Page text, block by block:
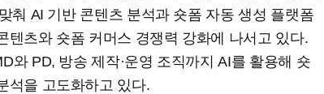
춰 AI 기반 콘텐츠 분석과 숏폼 자동 생성 플랫폼
텐츠와 숏폼 커머스 경쟁력 강화에 나서고 있다.
와 PD, 방송 제작·운영 조직까지 AI를 활용해 숏
석을 고도화하고 있다.